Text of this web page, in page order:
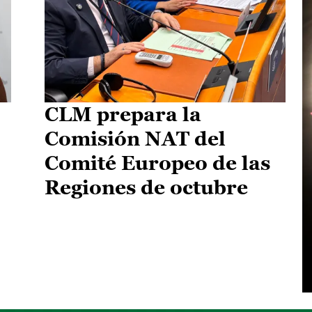
CLM prepara la
Comisión NAT del
Comité Europeo de las
Regiones de octubre